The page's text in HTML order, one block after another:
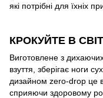
які потрібні для їхніх
КРОКУЙТЕ В
Виготовлене з
взуття, зберігає ноги
дизайном zero-drop це
сприяючи здоровому